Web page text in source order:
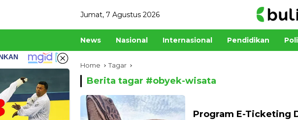
Jumat, 7 Agustus 2026
News Nasional Internasional Pendidikan
Home Tagar
Berita tagar #obyek-wisata
Program E-Ticketing